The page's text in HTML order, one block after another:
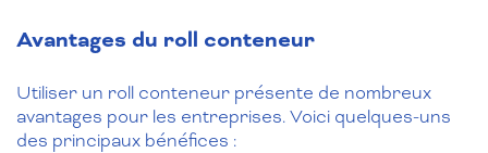
Avantages du roll conteneur
Utiliser un roll conteneur présente de nombreux
avantages pour les entreprises. Voici quelques-uns
des principaux bénéfices :